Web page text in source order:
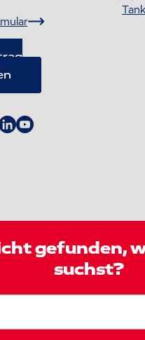
gefunden,
suchst?